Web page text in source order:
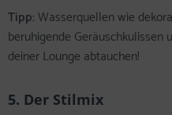
Tipp:Wasserquellen wie
beruhigende Geräuschkulissen
deiner Lounge abtauchen!
5. Der Stilmix